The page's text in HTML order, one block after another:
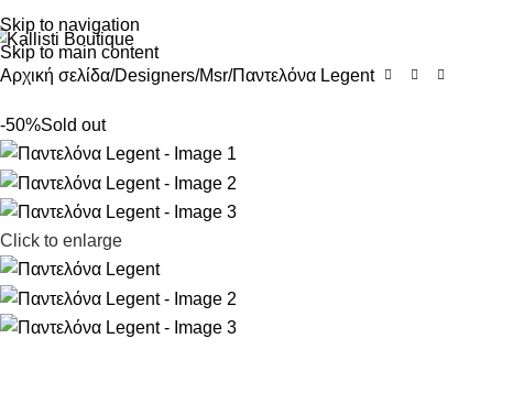
Skip to navigation
Skip to main content
Αρχική σελίδα Designers Msr Παντελόνα Legent
-50%Sold out
Click to enlarge